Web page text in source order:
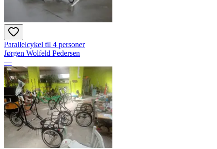
Parallelcykel til 4 personer
Jørgen Wolfeld Pedersen
—